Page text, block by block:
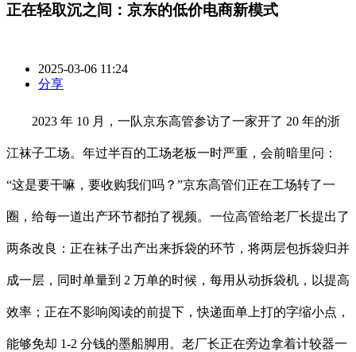
正在轻取沉之间：京东的低价电商新模式
2025-03-06 11:24
分享
2023 年 10 月，一队京东高管参访了一家开了 20 年的浙
江袜子工场。年过半百的工场老板一时严重，会前暗里问：
“这是要干嘛，要收购我们吗？”京东高管们正在工场转了一
圈，给每一道出产环节都拍了视频。一位高管给老厂长提出了
两条改良：正在袜子出产出来拆袋的环节，将两层包拆袋归并
成一层，同时单量到 2 万单的时候，每用从动拆袋机，以提高
效率；正在不影响阅读的前提下，快递面单上打的字缩小点，
能够免却 1-2 分钱的墨船脚用。老厂长正在旁边拿着计较器一